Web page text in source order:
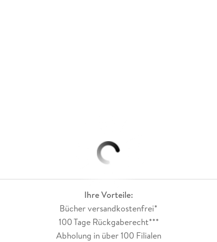
Ihre Vorteile:
Bücher versandkostenfrei*
100 Tage Rückgaberecht***
Abholung in über 100 Filialen